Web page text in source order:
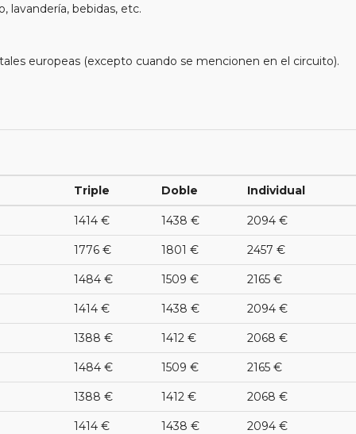
lavandería, bebidas, etc.
europeas (excepto cuando se mencionen en el circuito).
Triple Doble Individual
1414 € 1438 € 2094 €
1776 € 1801 € 2457 €
1484 € 1509 € 2165 €
1414 € 1438 € 2094 €
1388 € 1412 € 2068 €
1484 € 1509 € 2165 €
1388 € 1412 € 2068 €
1414 € 1438 € 2094 €